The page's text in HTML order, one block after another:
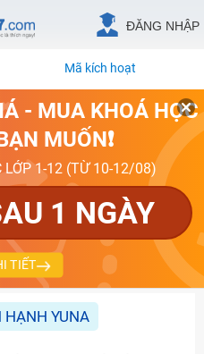
ĐĂNG NHẬP
Mã kích hoạt
- MUA KHOÁ HỌC
MUỐN❗
LỚP 1-12 (TỪ 10-12/08)
1 NGÀY
TIẾT
YUNA